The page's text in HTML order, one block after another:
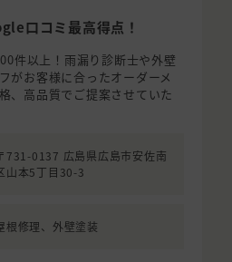
口コミ最高得点！
件以上！雨漏り診断士や外壁
がお客様に合ったオーダーメ
、高品質でご提案させていた
731-0137 広島県広島市安佐南
山本5丁目30-3
根修理、外壁塗装